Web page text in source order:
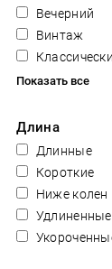
Вечерний
Винтаж
Показать все
Длина
Длинные
Короткие
Ниже колен
Удлиненные